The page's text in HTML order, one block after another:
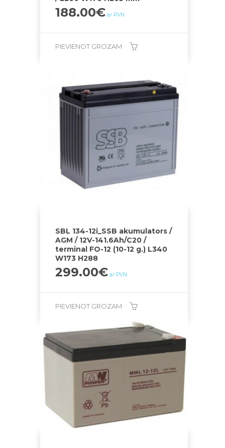
188.00€ ar PVN
PIEVIENOT GROZAM
SBL 134-12i_SSB akumulators /
AGM / 12V-141.6Ah/C20 /
terminal FO-12 (10-12 g.) L340
W173 H288
299.00€ ar PVN
PIEVIENOT GROZAM